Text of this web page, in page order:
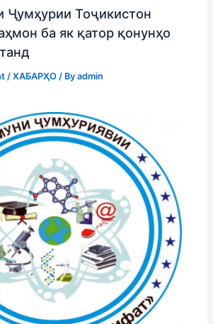
Ҷумҳурии Тоҷикистон
ба як қатор қонунҳо
/ХАБАРҲО / Byadmin